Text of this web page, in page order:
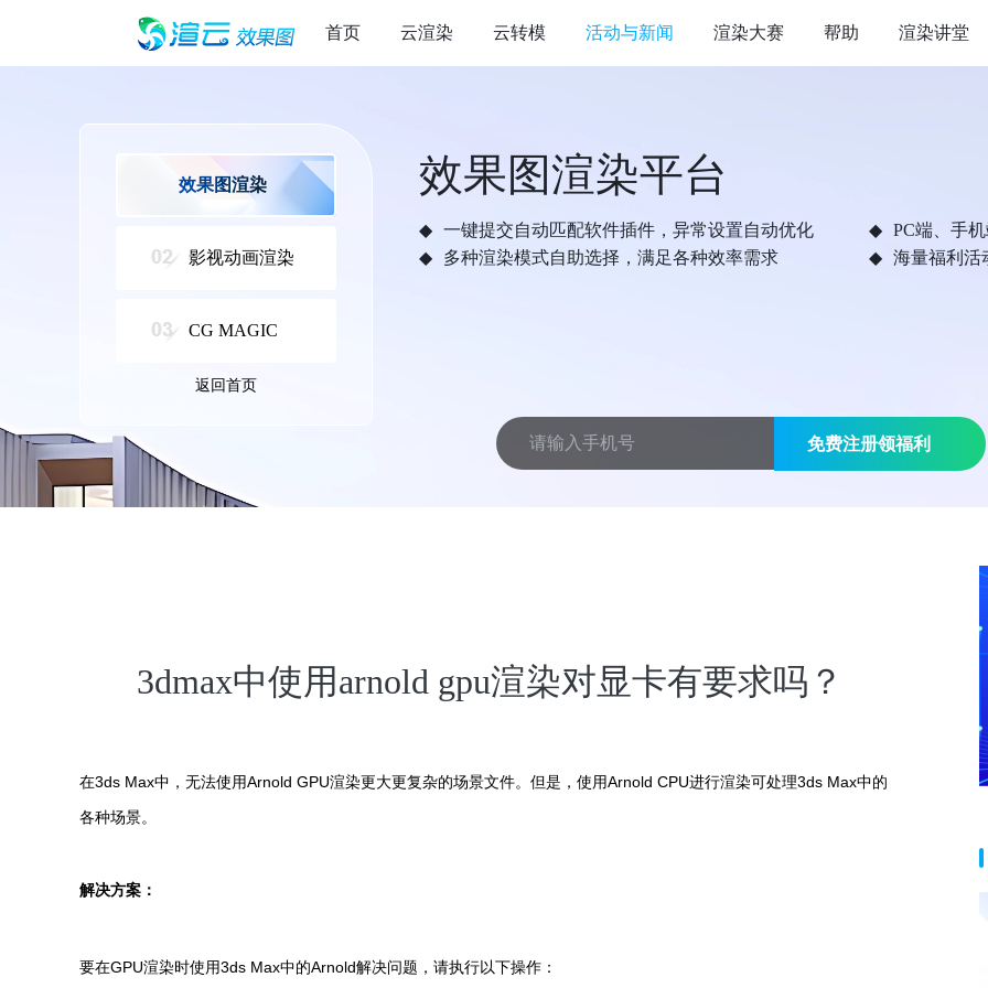
首页 云渲染 云转模 活动与新闻 渲染大赛 帮助 渲染讲堂
效果图渲染
影视动画渲染
CG MAGIC
返回首页
效果图渲染平台
一键提交自动匹配软件插件，异常设置自动优化
PC端、手
多种渲染模式自助选择，满足各种效率需求
海量福利活
免费注册领福利
3dmax中使用arnold gpu渲染对显卡有要求吗？
在3ds Max中，无法使用Arnold GPU渲染更大更复杂的场景文件。但是，使用Arnold CPU进行渲染可处理3ds Max中的
各种场景。
解决方案：
要在GPU渲染时使用3ds Max中的Arnold解决问题，请执行以下操作：